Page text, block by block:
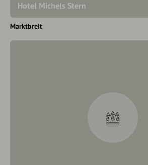
Hotel Michels Stern
Marktbreit